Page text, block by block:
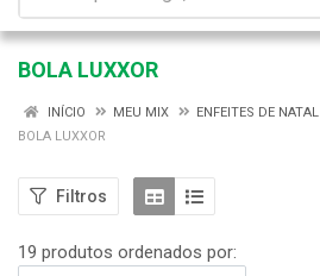
BOLA LUXXOR
INÍCIO MEU MIX
ENFEITES DE NATAL
BOLA LUXXOR
Filtros
19 produtos ordenados por: